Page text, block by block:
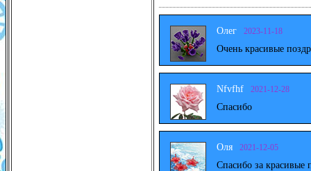
Олег 2023-11-18
Очень красивые
Nfvfhf 2021-12-28
Спасибо
Оля 2021-12-05
Спасибо за красивые